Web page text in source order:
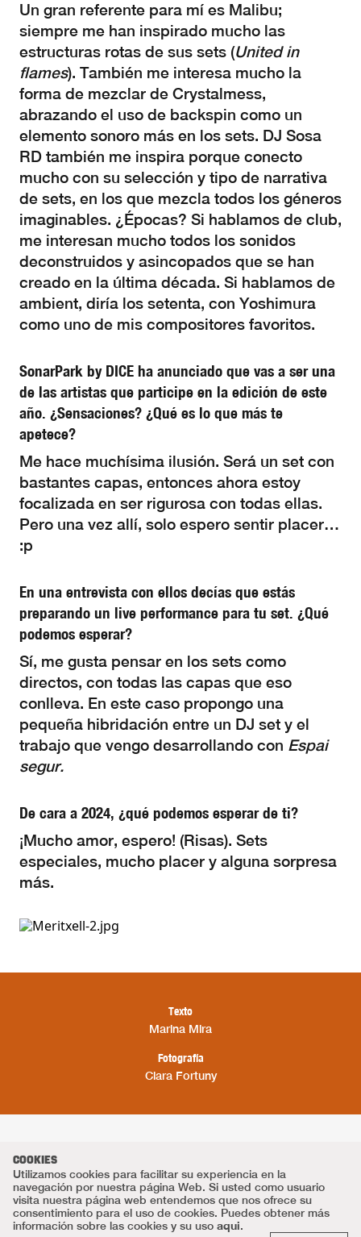
Un gran referente para mí es Malibu;
siempre me han inspirado mucho las
estructuras rotas de sus sets (United in
flames). También me interesa mucho la
forma de mezclar de Crystalmess,
abrazando el uso de backspin como un
elemento sonoro más en los sets. DJ Sosa
RD también me inspira porque conecto
mucho con su selección y tipo de narrativa
de sets, en los que mezcla todos los géneros
imaginables. ¿Épocas? Si hablamos de club,
me interesan mucho todos los sonidos
deconstruidos y asincopados que se han
creado en la última década. Si hablamos de
ambient, diría los setenta, con Yoshimura
como uno de mis compositores favoritos.
SonarPark by DICE ha anunciado que vas a ser una
de las artistas que participe en la edición de este
año. ¿Sensaciones? ¿Qué es lo que más te
apetece?
Me hace muchísima ilusión. Será un set con
bastantes capas, entonces ahora estoy
focalizada en ser rigurosa con todas ellas.
Pero una vez allí, solo espero sentir placer…
:p
En una entrevista con ellos decías que estás
preparando un live performance para tu set. ¿Qué
podemos esperar?
Sí, me gusta pensar en los sets como
directos, con todas las capas que eso
conlleva. En este caso propongo una
pequeña hibridación entre un DJ set y el
trabajo que vengo desarrollando con Espai
segur.
De cara a 2024, ¿qué podemos esperar de ti?
¡Mucho amor, espero! (Risas). Sets
especiales, mucho placer y alguna sorpresa
más.
Texto
Marina Mira
Fotografía
Clara Fortuny
COOKIES
Utilizamos cookies para facilitar su experiencia en la
navegación por nuestra página Web. Si usted como usuario
visita nuestra página web entendemos que nos ofrece su
consentimiento para el uso de cookies. Puedes obtener más
información sobre las cookies y su uso aqui.